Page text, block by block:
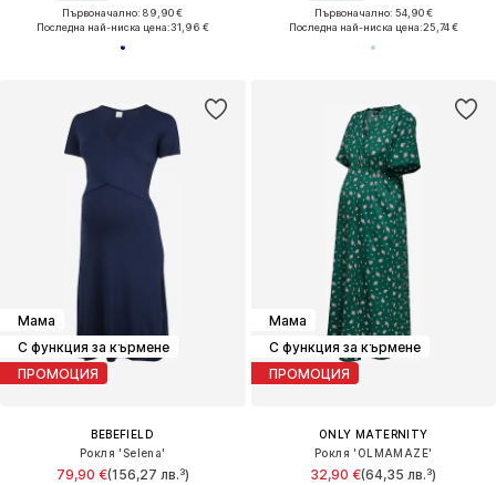
Първоначално: 89,90 €
Последна най-ниска цена:31,96 €
Първоначално: 54,90 €
Последна най-ниска цена:25,74 €
Мама
С функция за кърмене
ПРОМОЦИЯ
BEBEFIELD
Рокля 'Selena'
79,90 €(156,27 лв.³)
Мама
С функция за кърмене
ПРОМОЦИЯ
ONLY MATERNITY
Рокля 'OLMAMAZE'
32,90 €(64,35 лв.³)